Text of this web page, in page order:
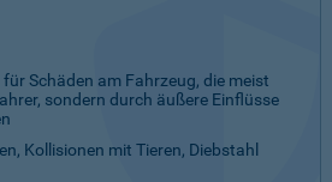
Schäden am Fahrzeug, die meist
sondern durch äußere Einflüsse
Kollisionen mit Tieren, Diebstahl